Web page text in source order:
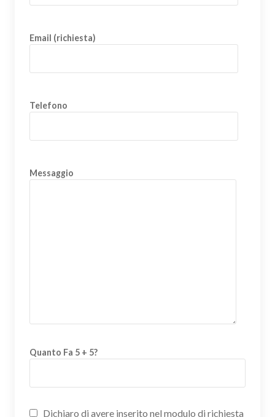
Email (richiesta)
Telefono
Messaggio
Quanto Fa 5 + 5?
Dichiaro di avere inserito nel modulo di richiesta